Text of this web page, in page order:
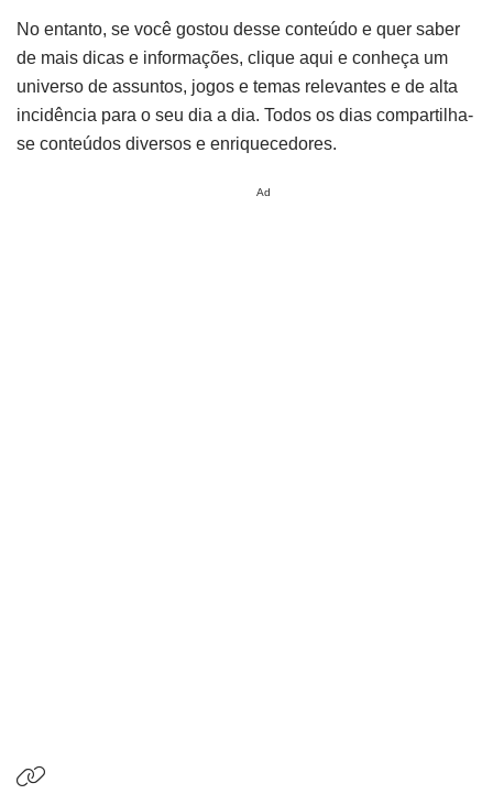
No entanto, se você gostou desse conteúdo e quer saber
de mais dicas e informações, clique aqui e conheça um
universo de assuntos, jogos e temas relevantes e de alta
incidência para o seu dia a dia. Todos os dias compartilha-
se conteúdos diversos e enriquecedores.
Ad